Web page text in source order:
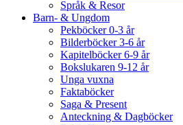
Språk & Resor
Barn- & Ungdom
Pekböcker 0-3 år
Bilderböcker 3-6 år
Kapitelböcker 6-9 år
Bokslukaren 9-12 år
Unga vuxna
Faktaböcker
Saga & Present
Anteckning & Dagböcker